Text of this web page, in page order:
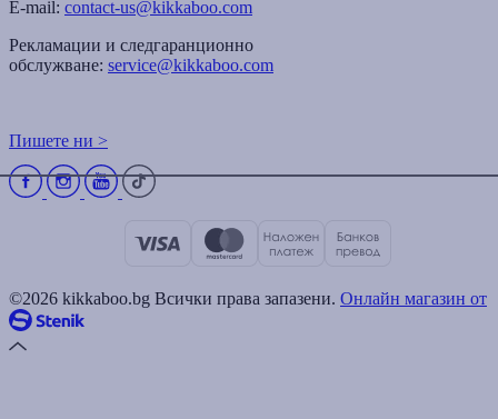
E-mail: contact-us@kikkaboo.com
Рекламации и следгаранционно
обслужване: service@kikkaboo.com
Пишете ни >
©2026 kikkaboo.bg Всички права запазени. Онлайн магазин от